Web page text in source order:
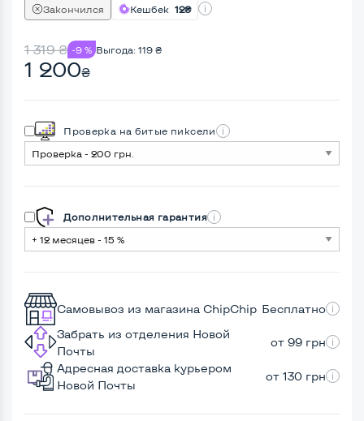
Закончился Кешбек 12₴
1 319₴ -9 % Выгода: 119 ₴
1 200₴
Проверка на битые пиксели
Дополнительная гарантия
Самовывоз из магазина ChipChip Бесплатно
Забрать из отделения Новой
Почты
от 99 грн
Адресная доставка курьером
Новой Почты
от 130 грн